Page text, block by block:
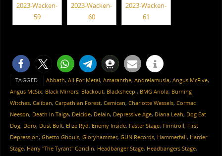
TAGGED Abbath, All For Metal, Amaranthe, Andrelamusia, Angus McFive,
Angus McSix, Black Mirrors, Blackout, Blacksheep., BMG Ariola, Burning
Witches, Caliban, Carpathian Forest, Cemican, Charlotte Wessels, Cormac
Neeson, Death In Taiga, Deicide, Delain, Depressive Age, Diana Leah, Dog Eat
Dog, Doro, Dust Bolt, Elize Ryd, Enemy Inside, Faster Stage, Finntroll, First
Depression, Ghetto Ghouls, Gloryhammer, GUN Records, Hammerfall, Harder
Stage, Harry "The Tyrant" Conclin, Headbanger Stage, Headbangers Stage,